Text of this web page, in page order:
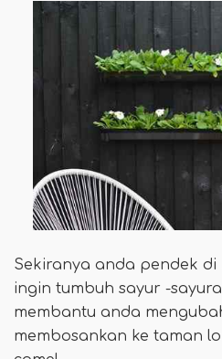
Sekiranya anda pendek
ingin tumbuh sayur -
membantu anda
membosankan ke taman